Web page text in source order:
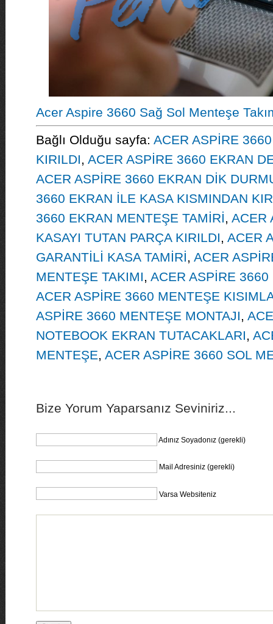
Acer Aspire 3660 Sağ Sol Menteşe
Bağlı Olduğu sayfa: ACER ASPİRE
KIRILDI, ACER ASPİRE 3660 EKRAN
ACER ASPİRE 3660 EKRAN DİK
3660 EKRAN İLE KASA KISMINDAN
3660 EKRAN MENTEŞE TAMİRİ, ACER
KASAYI TUTAN PARÇA KIRILDI, ACER
GARANTİLİ KASA TAMİRİ, ACER
MENTEŞE TAKIMI, ACER ASPİRE
ACER ASPİRE 3660 MENTEŞE
ASPİRE 3660 MENTEŞE MONTAJI,
NOTEBOOK EKRAN TUTACAKLARI,
MENTEŞE, ACER ASPİRE 3660 SOL
Bize Yorum Yaparsanız Seviniriz...
Adınız Soyadonız (gerekli)
Mail Adresiniz (gerekli)
Varsa Websiteniz